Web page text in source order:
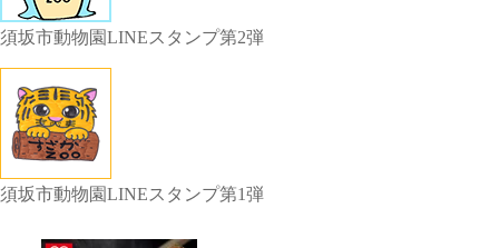
須坂市動物園LINEスタンプ第2弾
須坂市動物園LINEスタンプ第1弾